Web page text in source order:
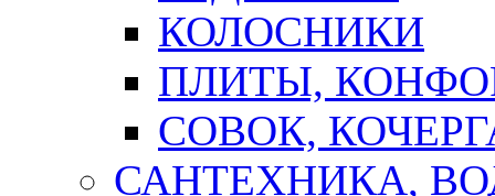
КОЛОСНИКИ
ПЛИТЫ,
СОВОК,
САНТЕХНИКА,